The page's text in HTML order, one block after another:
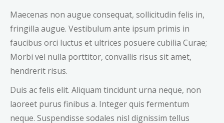
Maecenas non augue consequat, sollicitudin felis in,
fringilla augue. Vestibulum ante ipsum primis in
faucibus orci luctus et ultrices posuere cubilia Curae;
Morbi vel nulla porttitor, convallis risus sit amet,
hendrerit risus.
Duis ac felis elit. Aliquam tincidunt urna neque, non
laoreet purus finibus a. Integer quis fermentum
neque. Suspendisse sodales nisl dignissim tellus